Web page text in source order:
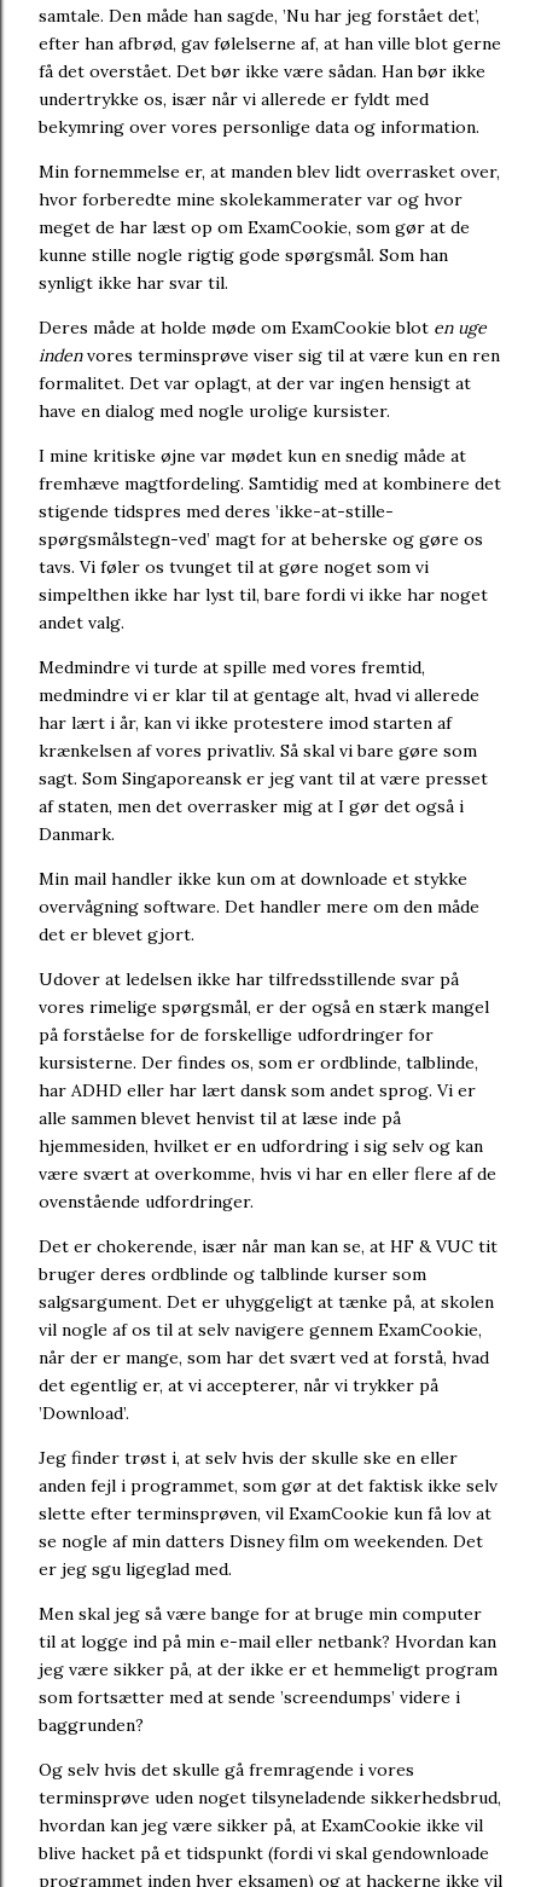
samtale. Den måde han sagde, ’Nu har jeg forstået det’,
efter han afbrød, gav følelserne af, at han ville blot gerne
få det overstået. Det bør ikke være sådan. Han bør ikke
undertrykke os, især når vi allerede er fyldt med
bekymring over vores personlige data og information.
Min fornemmelse er, at manden blev lidt overrasket over,
hvor forberedte mine skolekammerater var og hvor
meget de har læst op om ExamCookie, som gør at de
kunne stille nogle rigtig gode spørgsmål. Som han
synligt ikke har svar til.
Deres måde at holde møde om ExamCookie blot en uge
indenvores terminsprøve viser sig til at være kun en ren
formalitet. Det var oplagt, at der var ingen hensigt at
have en dialog med nogle urolige kursister.
I mine kritiske øjne var mødet kun en snedig måde at
fremhæve magtfordeling. Samtidig med at kombinere det
stigende tidspres med deres ’ikke-at-stille-
spørgsmålstegn-ved’ magt for at beherske og gøre os
tavs. Vi føler os tvunget til at gøre noget som vi
simpelthen ikke har lyst til, bare fordi vi ikke har noget
andet valg.
Medmindre vi turde at spille med vores fremtid,
medmindre vi er klar til at gentage alt, hvad vi allerede
har lært i år, kan vi ikke protestere imod starten af
krænkelsen af vores privatliv. Så skal vi bare gøre som
sagt. Som Singaporeansk er jeg vant til at være presset
af staten, men det overrasker mig at I gør det også i
Danmark.
Min mail handler ikke kun om at downloade et stykke
overvågning software. Det handler mere om den måde
det er blevet gjort.
Udover at ledelsen ikke har tilfredsstillende svar på
vores rimelige spørgsmål, er der også en stærk mangel
på forståelse for de forskellige udfordringer for
kursisterne. Der findes os, som er ordblinde, talblinde,
har ADHD eller har lært dansk som andet sprog. Vi er
alle sammen blevet henvist til at læse inde på
hjemmesiden, hvilket er en udfordring i sig selv og kan
være svært at overkomme, hvis vi har en eller flere af de
ovenstående udfordringer.
Det er chokerende, især når man kan se, at HF & VUC tit
bruger deres ordblinde og talblinde kurser som
salgsargument. Det er uhyggeligt at tænke på, at skolen
vil nogle af os til at selv navigere gennem ExamCookie,
når der er mange, som har det svært ved at forstå, hvad
det egentlig er, at vi accepterer, når vi trykker på
’Download’.
Jeg finder trøst i, at selv hvis der skulle ske en eller
anden fejl i programmet, som gør at det faktisk ikke selv
slette efter terminsprøven, vil ExamCookie kun få lov at
se nogle af min datters Disney film om weekenden. Det
er jeg sgu ligeglad med.
Men skal jeg så være bange for at bruge min computer
til at logge ind på min e-mail eller netbank? Hvordan kan
jeg være sikker på, at der ikke er et hemmeligt program
som fortsætter med at sende ’screendumps’ videre i
baggrunden?
Og selv hvis det skulle gå fremragende i vores
terminsprøve uden noget tilsyneladende sikkerhedsbrud,
hvordan kan jeg være sikker på, at ExamCookie ikke vil
blive hacket på et tidspunkt (fordi vi skal gendownloade
programmet inden hver eksamen) og at hackerne ikke vil